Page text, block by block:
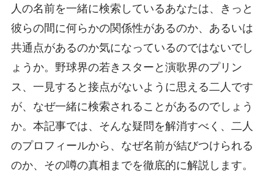
人の名前を一緒に検索しているあなたは、きっと
彼らの間に何らかの関係性があるのか、あるいは
共通点があるのか気になっているのではないでし
ょうか。野球界の若きスターと演歌界のプリン
ス、一見すると接点がないように思える二人です
が、なぜ一緒に検索されることがあるのでしょう
か。本記事では、そんな疑問を解消すべく、二人
のプロフィールから、なぜ名前が結びつけられる
のか、その噂の真相までを徹底的に解説します。